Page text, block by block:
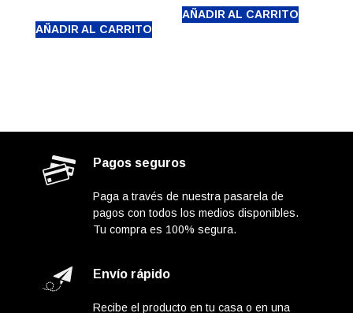
AÑADIR AL CARRITO
AÑADIR AL CARRITO
Pagos seguros
Paga a través de nuestra pasarela de
pagos con todos los medios disponibles.
Tu compra es 100% segura.
Envío rápido
Recibe el producto en tu casa o en una